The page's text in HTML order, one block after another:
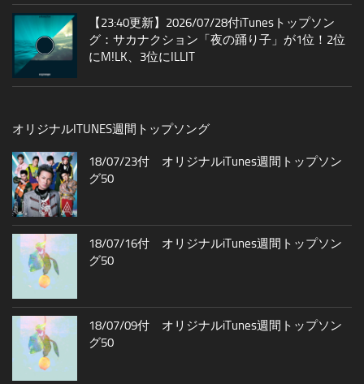
【23:40更新】2026/07/28付iTunesトップソン
グ：サカナクション「夜の踊り子」が1位！2位
にM!LK、3位にILLIT
オリジナルITUNES週間トップソング
18/07/23付 オリジナルiTunes週間トップソン
グ50
18/07/16付 オリジナルiTunes週間トップソン
グ50
18/07/09付 オリジナルiTunes週間トップソン
グ50